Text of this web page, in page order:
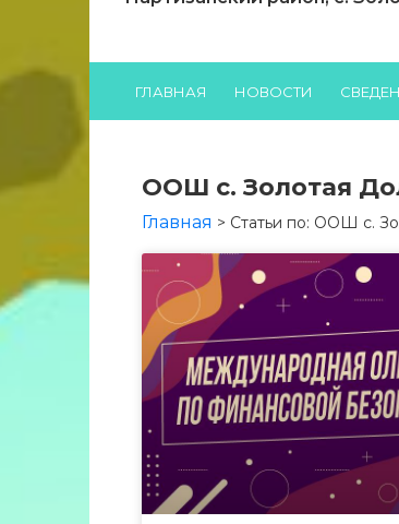
ГЛАВНАЯ НОВОСТИ
ООШ с. Золотая
Главная > Статьи по: ООШ с.